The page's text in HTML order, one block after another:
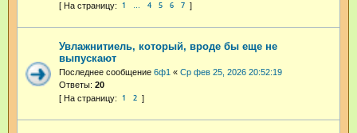
1 … 4 5 6 7
Увлажнитиель, который, вроде бы еще не
выпускают
Последнее сообщение 6ф1 « Ср фев 25, 2026 20:52:19
Ответы: 20
1 2